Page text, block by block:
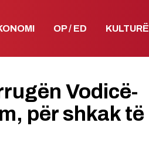
OP / ED KULTURË
Vodicë-
për shkak të